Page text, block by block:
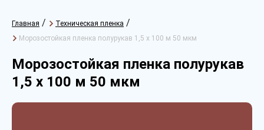
Главная / Техническая пленка /
Морозостойкая пленка полурукав 1,5 х 100 м 50 мкм
Морозостойкая пленка полурукав
1,5 х 100 м 50 мкм